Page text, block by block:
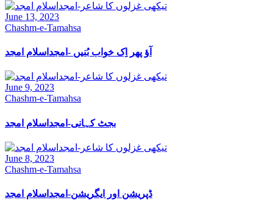
June 13, 2023
Chashm-e-Tamahsa
آؤ پھر اِک خواب بُنیں -امجداسلام امجد
June 9, 2023
Chashm-e-Tamahsa
بجٹ کہانی-امجداسلام امجد
June 8, 2023
Chashm-e-Tamahsa
ڈپریشن اور ایگریشن-امجداسلام امجد